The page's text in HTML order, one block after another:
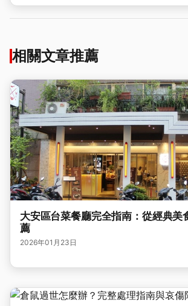
相關文章推薦
大安區台菜餐廳完全指南：從經典美
薦
2026年01月23日